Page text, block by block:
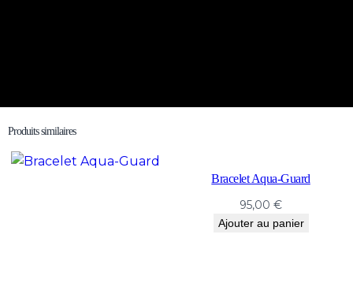
Produits similaires
Bracelet Aqua-Guard
95,00€
Ajouter au panier